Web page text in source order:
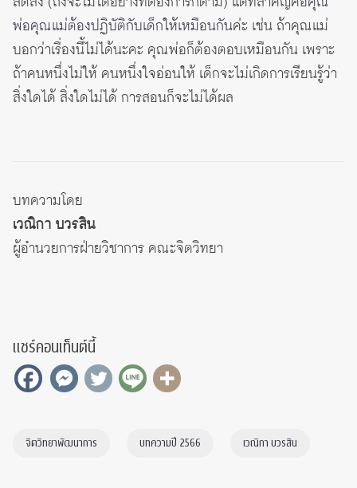
พ่อคุณแม่ต้องปฏิบัติกับเด็กให้เหมือนกันค่ะ เช่น ถ้าคุณแม่
บอกว่าเรื่องนี้ไม่ได้นะคะ คุณพ่อก็ต้องตอบเหมือนกัน เพราะ
ถ้าคนหนึ่งไม่ให้ คนหนึ่งใจอ่อนให้ เด็กจะไม่เกิดการเรียนรู้ว่า
สิ่งใดได้ สิ่งใดไม่ได้ การสอนก็จะไม่ได้ผล
บทความโดย
เวณิกา บวรสิน
ผู้อำนวยการฝ่ายวิชาการ คณะจิตวิทยา
แชร์คอนเท็นต์นี้
จิตวิทยาพัฒนาการ บทความปี 2566 เวณิกา บวรสิน